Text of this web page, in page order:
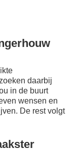
daarbij
in de buurt
wensen en
De rest volgt